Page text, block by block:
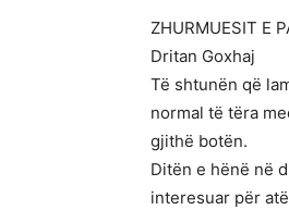
ZHURMUESIT E
Dritan Goxhaj
Të shtunën që
normal të tëra
gjithë botën.
Ditën e hënë në
interesuar për